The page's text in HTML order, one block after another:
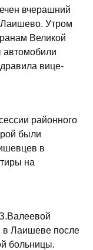
вчерашний
Лаишево. Утром
Великой
автомобили
вице-
районного
были
в
на
в Лаишеве после
больницы.